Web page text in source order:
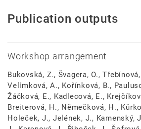
Publication outputs
Workshop arrangement
Bukovská, Z., Švagera, O.,
Velímková, A., Kořínková, B.,
Žáčková, E., Kadlecová, E.,
Breiterová, H., Němečková, H.,
Holeček, J., Jelének, J., Kamenský,